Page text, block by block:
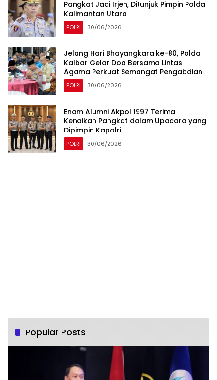
Pangkat Jadi Irjen, Ditunjuk Pimpin Polda
Kalimantan Utara
POLRI 30/06/2026
Jelang Hari Bhayangkara ke-80, Polda
Kalbar Gelar Doa Bersama Lintas
Agama Perkuat Semangat Pengabdian
POLRI 30/06/2026
Enam Alumni Akpol 1997 Terima
Kenaikan Pangkat dalam Upacara yang
Dipimpin Kapolri
POLRI 30/06/2026
Popular Posts